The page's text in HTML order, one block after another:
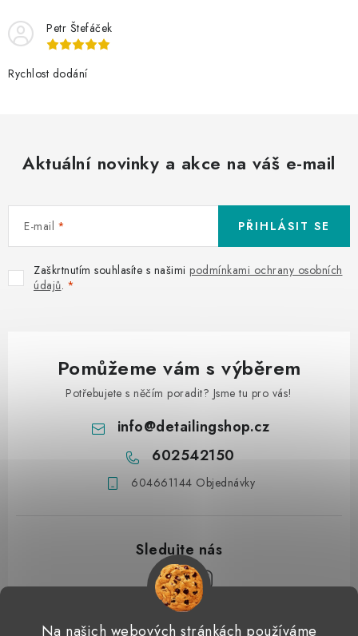
Na našich webových stránkách používáme
Petr Štefáček
Rychlost dodání
Aktuální novinky a akce na váš e-mail
E-mail
Zaškrtnutím souhlasíte s našimi podmínkami ochrany osobních
údajů.
PŘIHLÁSIT SE
Pomůžeme vám s výběrem
Potřebujete s něčím poradit? Jsme tu pro vás!
info@detailingshop.cz
602542150
604661144 Objednávky